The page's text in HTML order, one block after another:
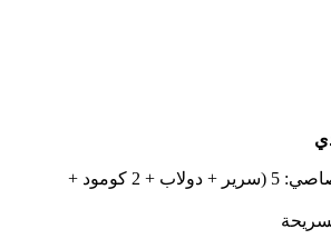
عدد قطع غرف نوم رصاصي: 5 (سرير + دولاب + 2 كومود +